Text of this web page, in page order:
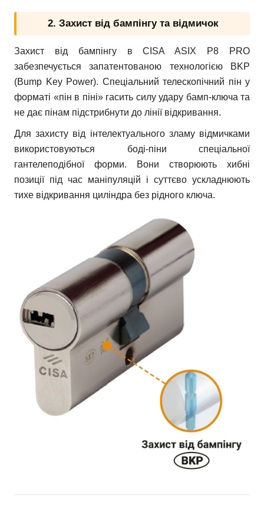
2. Захист від бампінгу та відмичок
Захист від бампінгу в CISA ASIX P8 PRO
забезпечується запатентованою технологією BKP
(Bump Key Power). Спеціальний телескопічний пін у
форматі «пін в піні» гасить силу удару бамп-ключа та
не дає пінам підстрибнути до лінії відкривання.
Для захисту від інтелектуального зламу відмичками
використовуються боді-піни спеціальної
гантелеподібної форми. Вони створюють хибні
позиції під час маніпуляцій і суттєво ускладнюють
тихе відкривання циліндра без рідного ключа.